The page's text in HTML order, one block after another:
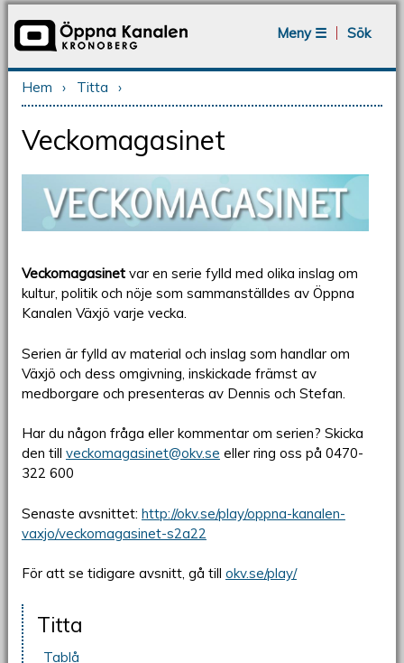
Meny ☰
Sök
Du är här
Hem › Titta ›
Veckomagasinet
Veckomagasinet var en serie fylld med olika inslag om
kultur, politik och nöje som sammanställdes av Öppna
Kanalen Växjö varje vecka.
Serien är fylld av material och inslag som handlar om
Växjö och dess omgivning, inskickade främst av
medborgare och presenteras av Dennis och Stefan.
Har du någon fråga eller kommentar om serien? Skicka
den till veckomagasinet@okv.se eller ring oss på 0470-
322 600
Senaste avsnittet: http://okv.se/play/oppna-kanalen-
vaxjo/veckomagasinet-s2a22
För att se tidigare avsnitt, gå till okv.se/play/
Titta
Tablå